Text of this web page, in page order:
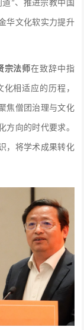
道”、推进宗教中国
华文化软实力提升
宗法师在致辞中指
相适应的历程，
焦僧团治理与文化
方向的时代要求。
，将学术成果转化